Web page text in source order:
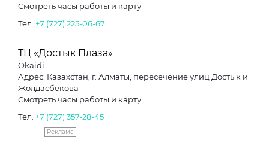
Смотреть часы работы и карту
Тел. +7 (727) 225-06-67
ТЦ «Достык Плаза»
Okaidi
Адрес: Казахстан, г. Алматы, пересечение улиц Достык и
Жолдасбекова
Смотреть часы работы и карту
Тел. +7 (727) 357-28-45
Реклама